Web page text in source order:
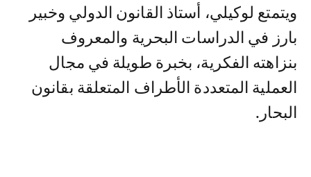
ويتمتع لوكيلي، أستاذ القانون الدولي وخبير
بارز في الدراسات البحرية والمعروف
بنزاهته الفكرية، بخبرة طويلة في مجال
العملية المتعددة الأطراف المتعلقة بقانون
البحار.